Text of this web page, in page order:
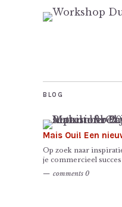
BLOG
Mais Oui! Een
Op zoek naar
je commercieel
comments 0